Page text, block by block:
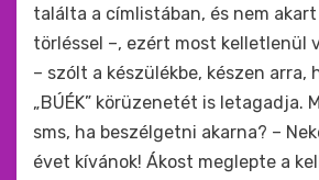
találta a címlistában, és nem
törléssel –, ezért most kelletlenül
– szólt a készülékbe, készen arra,
„BÚÉK” körüzenetét is letagadja.
sms, ha beszélgetni akarna? –
évet kívánok! Ákost meglepte a